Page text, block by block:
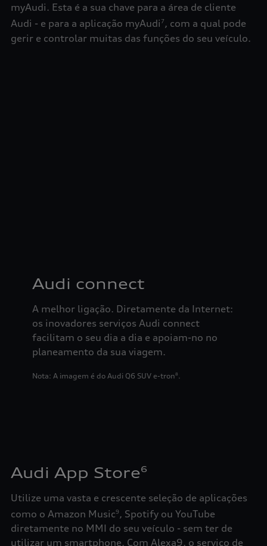
myAudi. Esta é a sua chave para a área de cliente
Audi - e para a aplicação myAudi 7 , com a qual pode
gerir e controlar muitas das funções do seu veículo.
Audi connect
A melhor ligação. Diretamente da Internet:
os inovadores serviços Audi connect
facilitam o seu dia a dia e apoiam-no no
planeamento da sua viagem.
Nota: A imagem é do Audi Q6 SUV e-tron8 .
Audi App Store6
Utilize uma vasta e crescente seleção de aplicações
como o Amazon Music9, Spotify ou YouTube
diretamente no MMI do seu veículo - sem ter de
utilizar um smartphone. Com Alexa9, o serviço de